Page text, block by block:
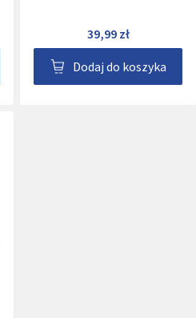
39,99 zł
Dodaj do koszyka